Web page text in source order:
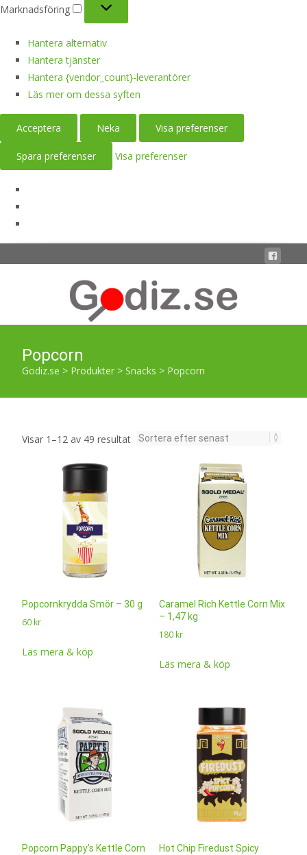
Marknadsföring
Hantera alternativ
Hantera tjänster
Hantera {vendor_count}-leverantörer
Läs mer om dessa syften
Acceptera Neka Visa preferenser
Spara preferenser Visa preferenser
Popcorn
Godiz.se > Produkter > Snacks > Popcorn
Visar 1–12 av 49 resultatSortera
Popcornkrydda Smör – 30 g
60 kr
Läs mera & köp
Caramel Rich Kettle Corn Mix
– 1,47 kg
180 kr
Läs mera & köp
Popcorn Pappy’s Kettle Corn Hot Chip Firedust Spicy